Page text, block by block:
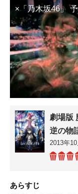
×「乃木坂46」
劇場版
逆の物
2013年
あらすじ